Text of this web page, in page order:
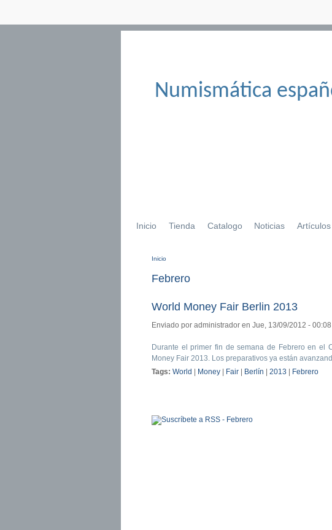
Numismática
Inicio Tienda Catalogo Noticias Artículos
Inicio
Febrero
World Money Fair Berlin 2013
Enviado por administrador en Jue, 13/09/2012 - 00:08
Durante el primer fin de semana de Febrero en el
Money Fair 2013. Los preparativos ya están
Tags: World Money Fair Berlín 2013 Febrero